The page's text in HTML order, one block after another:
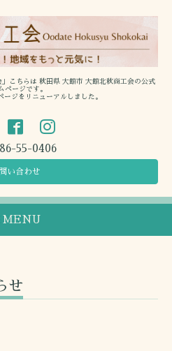
」こちらは 秋田県 大館市 大館北秋商工会の公式
ページです。
ジをリニューアルしました。
55-0406
い合わせ
MENU
せ